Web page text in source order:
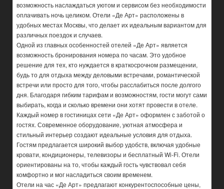
возможность наслаждаться уютом и сервисом без необходимости
оплачивать ночь целиком. Отели «Де Арт» расположены в
удобных местах Москвы, что делает их идеальным вариантом для
различных поездок и случаев.
Одной из главных особенностей отелей «Де Арт» является
возможность бронирования номера по часам. Это удобное
решение для тех, кто нуждается в краткосрочном размещении,
будь то для отдыха между деловыми встречами, романтической
встречи или просто для того, чтобы расслабиться после долгого
дня. Благодаря гибким тарифам и возможностям, гости могут сами
выбирать, когда и сколько времени они хотят провести в отеле.
Каждый номер в гостиницах сети «Де Арт» оформлен с заботой о
гостях. Современное оборудование, уютная атмосфера и
стильный интерьер создают идеальные условия для отдыха.
Гостям предлагается широкий выбор удобств, включая удобные
кровати, кондиционеры, телевизоры и бесплатный Wi-Fi. Отели
ориентированы на то, чтобы каждый гость чувствовал себя
комфортно и мог насладиться своим временем.
Отели на час «Де Арт» предлагают конкурентоспособные цены,